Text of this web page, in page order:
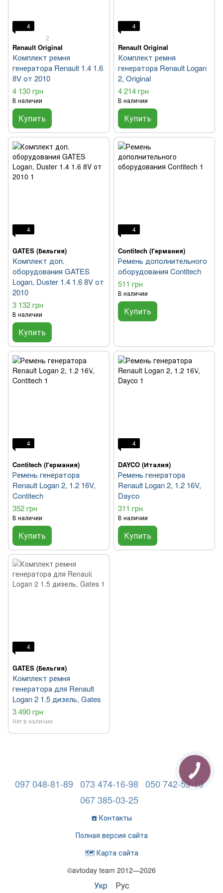
4
2
Renault Original
Комплект ремня
генератора Renault 1.4 1.6
8V от 2010
4 130 грн
В наличии
Купить
4
Renault Original
Комплект ремня
генератора Renault Logan
2, Original
4 214 грн
В наличии
Купить
4
GATES (Бельгия)
Комплект доп.
оборудования GATES
Logan, Duster 1.4 1.6 8V от
2010
3 132 грн
В наличии
Купить
4
Contitech (Германия)
Ремень дополнительного
оборудования Contitech
511 грн
В наличии
Купить
4
Contitech (Германия)
Ремень генератора
Renault Logan 2, 1.2 16V,
Contitech
352 грн
В наличии
Купить
4
DAYCO (Италия)
Ремень генератора
Renault Logan 2, 1.2 16V,
Dayco
311 грн
В наличии
Купить
4
GATES (Бельгия)
Комплект ремня
генератора для Renault
Logan 2 1.5 дизель, Gates
3 490 грн
Нет в наличии
097 048-81-89 073 474-16-98 050 742-59-19
067 385-03-25
☎️ Контакты
Полная версия сайта
🗺️ Карта сайта
©avtoday team 2012—2026
Укр Рус